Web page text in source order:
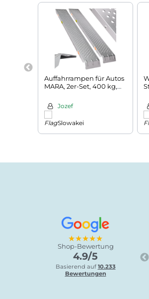
Auffahrrampen für Autos
MARA, 2er-Set, 400 kg,
Jozef
Slowakei
★★★★★
Shop-Bewertung
4.9/5
Basierend auf 10.233
Bewertungen